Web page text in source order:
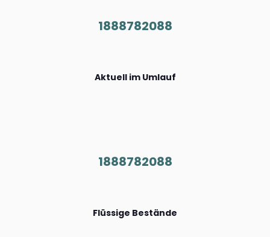
1888782088
Aktuell im Umlauf
1888782088
Flüssige Bestände